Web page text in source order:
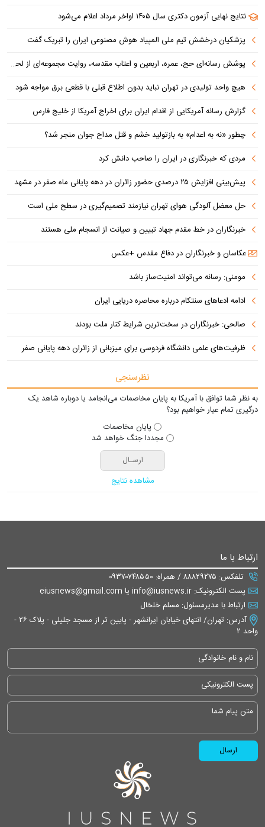
نتایج نهایی آزمون دکتری سال ۱۴۰۵ اواخر مرداد اعلام می‌شود
پزشکیان درخشش تیم ملی المپیاد هوش مصنوعی ایران را تبریک گفت
پوشش رسانه‌ای حج، عمره، اربعین و اعتاب مقدسه، روایت مجموعه‌ای از لحظه‌هاست
هیچ واحد تولیدی در تهران نباید بدون اطلاع قبلی با قطعی برق مواجه شود
گزارش رسانه آمریکایی از اقدام ایران برای اخراج آمریکا از خلیج فارس
چطور «نه به اعدام» به بازتولید خشم و قتل مداح جوان منجر شد؟
مردی که خبرنگاری در ایران را صاحب دانش کرد
پیش‌بینی افزایش ۲۵ درصدی حضور زائران در دهه پایانی ماه صفر در مشهد
حل معضل آلودگی هوای تهران نیازمند تصمیم‌گیری در سطح ملی است
خبرنگاران در خط مقدم جهاد تبیین و صیانت از انسجام ملی هستند
عکاسان و خبرنگاران در دفاع مقدس +عکس
مومنی: رسانه می‌تواند امنیت‌ساز باشد
ادامه ادعاهای سنتکام درباره محاصره دریایی ایران
صالحی: خبرنگاران در سخت‌ترین شرایط کنار ملت بودند
ظرفیت‌های علمی دانشگاه فردوسی برای میزبانی از زائران دهه پایانی صفر
نظرسنجی
به نظر شما توافق با آمریکا به پایان مخاصمات می‌انجامد یا دوباره شاهد یک
درگیری تمام عیار خواهیم بود؟
پایان مخاصمات
مجددا جنگ خواهد شد
مشاهده نتایج
ارتباط با ما
تلفکس: ۸۸۸۲۹۲۷۵ / همراه: ۰۹۳۷۰۷۴۸۵۵۰
پست الکترونیک: info@iusnews.ir یا eiusnews@gmail.com
ارتباط با مدیرمسئول: مسلم خلخال
آدرس: تهران/ انتهای خیابان ایرانشهر - پایین تر از مسجد جلیلی - پلاک ۲۶ -
واحد ۲